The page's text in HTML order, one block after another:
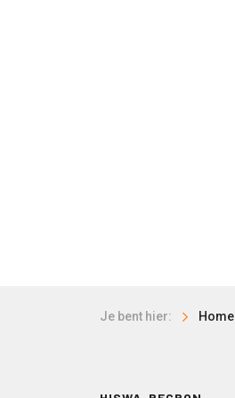
Je bent hier: Home